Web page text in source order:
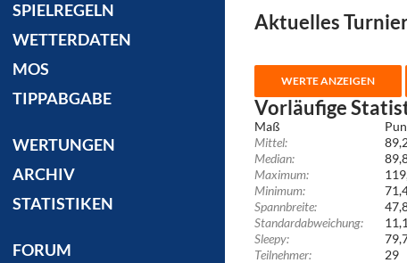
Aktuelles
Vorläufige
Maß
Mittel:
Median:
Maximum:
Minimum:
Spannbreite:
Standardabweichung:
11,1
Sleepy:
Teilnehmer:
29
SPIELREGELN
WETTERDATEN
MOS
TIPPABGABE
WERTUNGEN
ARCHIV
STATISTIKEN
FORUM